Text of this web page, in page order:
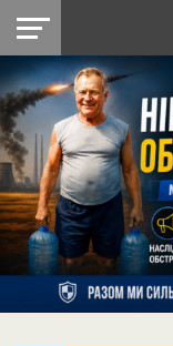
НІКОПОЛЬ
РАЙОН
СІЧЕСЛАВСЬКА
УКРАЇНА
РЕТРО
НІКОПОЛЬ
ЛАЙТ
УКРАЇНА
ДОПОМОГА
РАДІО